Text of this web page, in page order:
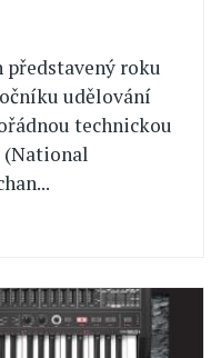
roku
udělování
technickou
(National